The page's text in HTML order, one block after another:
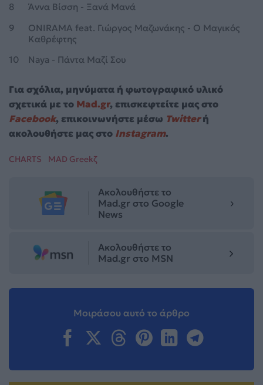
8
Άννα Βίσση - Ξανά Μανά
9
ONIRAMA feat. Γιώργος Μαζωνάκης - Ο Μαγικός
Καθρέφτης
10
Naya - Πάντα Μαζί Σου
Για σχόλια, μηνύματα ή φωτογραφικό υλικό
σχετικά με το Mad.gr, επισκεφτείτε μας στο
Facebook, επικοινωνήστε μέσω Twitterή
ακολουθήστε μας στο Instagram.
CHARTS MAD Greekζ
Ακολουθήστε το
Mad.gr στο Google
News
Ακολουθήστε το
Mad.gr στο MSN
Μοιράσου αυτό το άρθρο